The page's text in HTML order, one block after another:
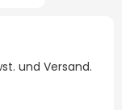
und Versand.